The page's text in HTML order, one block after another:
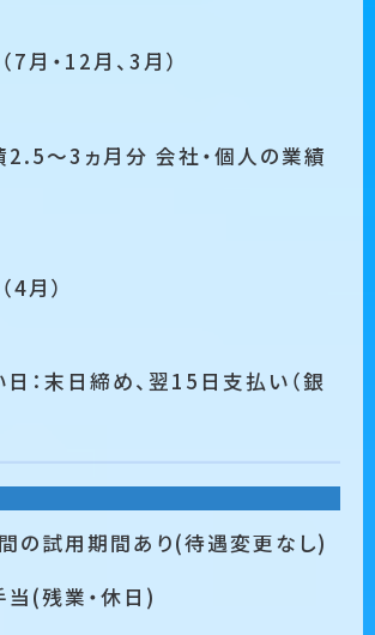
7⽉・12⽉、3⽉）
〜3ヵ⽉分 会社・個⼈の業績
4⽉）
：末⽇締め、翌15⽇⽀払い（銀
の試用期間あり(待遇変更なし)
当(残業・休日)